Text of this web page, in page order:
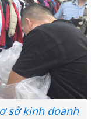
sở kinh doanh